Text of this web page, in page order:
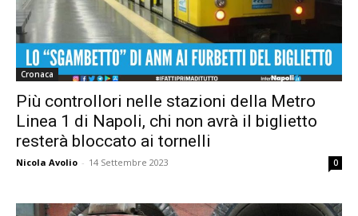
Cronaca
Più controllori nelle stazioni della Metro
Linea 1 di Napoli, chi non avrà il biglietto
resterà bloccato ai tornelli
Nicola Avolio - 14 Settembre 2023 0